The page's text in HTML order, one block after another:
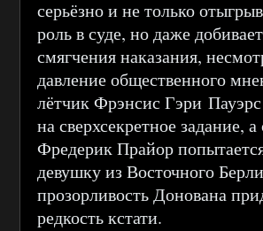
серьёзно и не только
роль в суде, но даже
смягчения наказания,
давление общественного
лётчик Фрэнсис Гэри Пауэрс
на сверхсекретное задание, а
Фредерик Прайор
девушку из Восточного
прозорливость Донована
редкость кстати.